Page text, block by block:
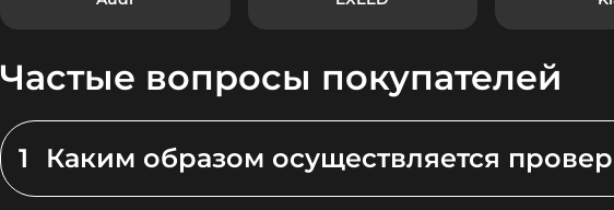
Частые вопросы покупателей
1 Каким образом осуществляется